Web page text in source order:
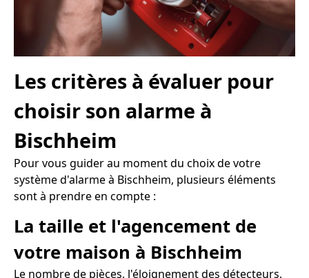
Les critères à évaluer pour
choisir son alarme à
Bischheim
Pour vous guider au moment du choix de votre
système d'alarme à Bischheim, plusieurs éléments
sont à prendre en compte :
La taille et l'agencement de
votre maison à Bischheim
Le nombre de pièces, l'éloignement des détecteurs,